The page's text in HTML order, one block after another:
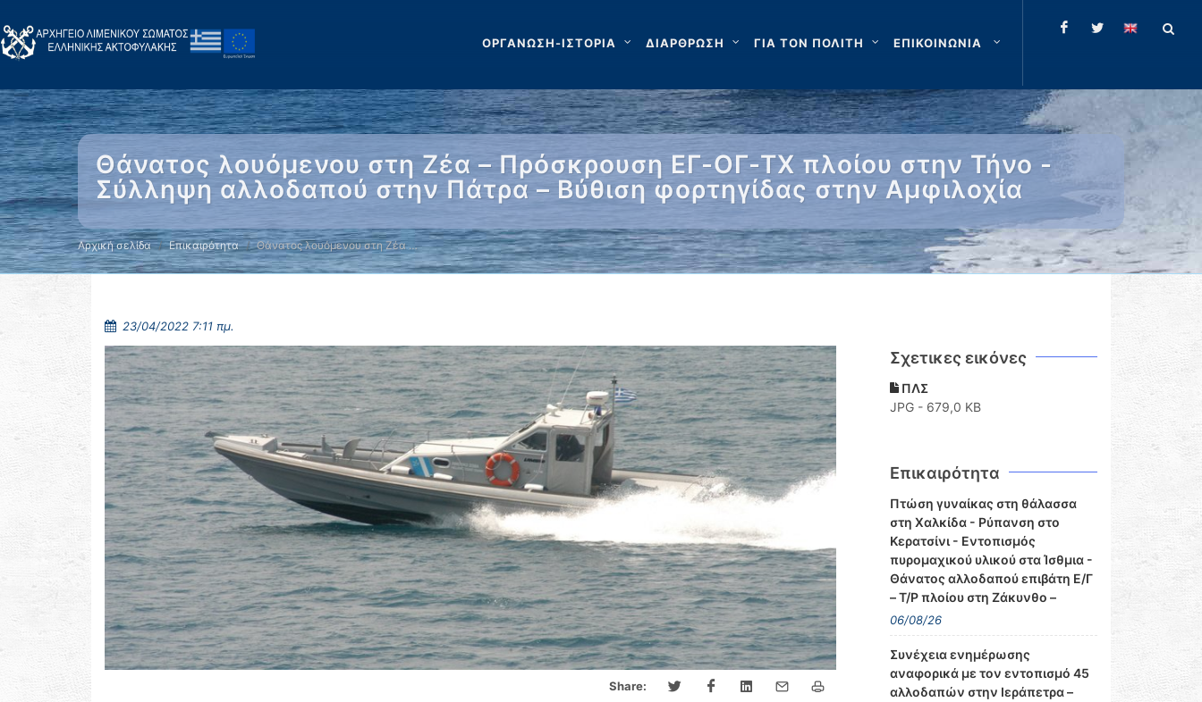
ΟΡΓΑΝΩΣΗ-ΙΣΤΟΡΙΑ ΔΙΑΡΘΡΩΣΗ ΓΙΑ ΤΟΝ ΠΟΛΙΤΗ ΕΠΙΚΟΙΝΩΝΙΑ
Θάνατος λουόμενου στη Ζέα – Πρόσκρουση ΕΓ-ΟΓ-ΤΧ πλοίου στην Τήνο -
Σύλληψη αλλοδαπού στην Πάτρα – Βύθιση φορτηγίδας στην Αμφιλοχία
Αρχική σελίδα Επικαιρότητα Θάνατος λουόμενου στη Ζέα …
23/04/2022 7:11 πμ.
Share:
Σχετικες εικόνες
ΠΛΣ
JPG - 679,0 KB
Επικαιρότητα
Πτώση γυναίκας στη θάλασσα
στη Χαλκίδα - Ρύπανση στο
Κερατσίνι - Εντοπισμός
πυρομαχικού υλικού στα Ίσθμια -
Θάνατος αλλοδαπού επιβάτη Ε/Γ
– Τ/Ρ πλοίου στη Ζάκυνθο –
06/08/26
Συνέχεια ενημέρωσης
αναφορικά με τον εντοπισμό 45
αλλοδαπών στην Ιεράπετρα –